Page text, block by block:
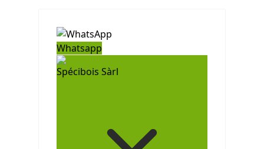
Whatsapp
Spécibois Sàrl